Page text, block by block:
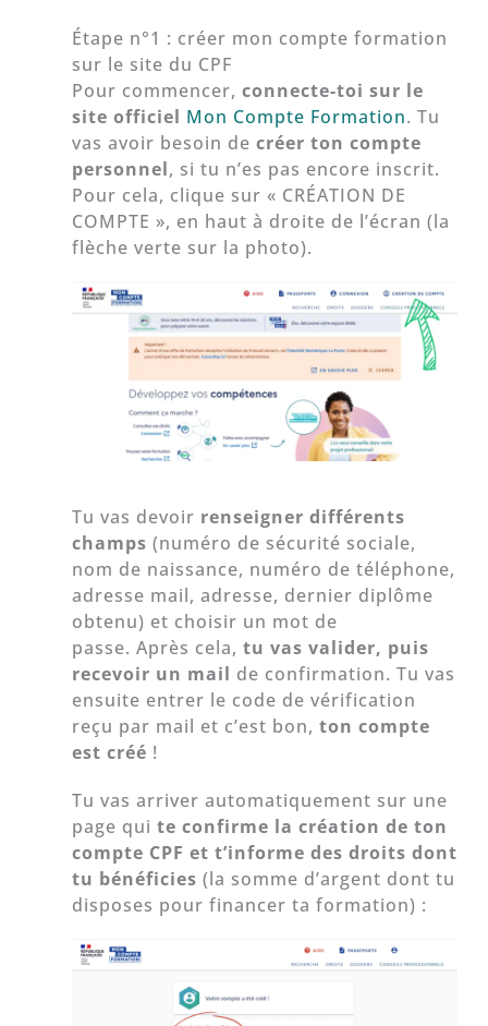
Étape n°1 : créer mon compte formation
sur le site du CPF
Pour commencer,connecte-toi sur le
site officiel Mon Compte Formation. Tu
vas avoir besoin decréer ton compte
personnel, si tu n’es pas encore inscrit.
Pour cela, clique sur « CRÉATION DE
COMPTE », en haut à droite de l’écran (la
flèche verte sur la photo).
Tu vas devoir renseigner différents
champs (numéro de sécurité sociale,
nom de naissance, numéro de téléphone,
adresse mail, adresse, dernier diplôme
obtenu) et choisir un mot de
passe. Après cela, tu vas valider, puis
recevoir un mail de confirmation. Tu vas
ensuite entrer le code de vérification
reçu par mail et c’est bon,ton compte
est créé !
Tu vas arriver automatiquement sur une
page quite confirme la création de ton
compte CPF et t’informe des droits dont
tu bénéficies (la somme d’argent dont tu
disposes pour financer ta formation) :